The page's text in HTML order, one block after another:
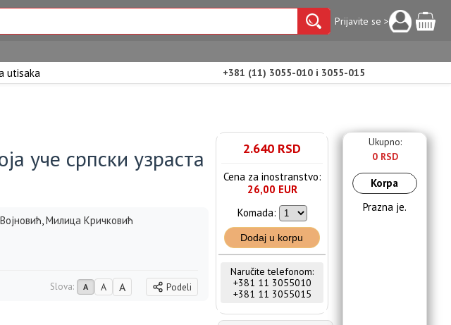
Prijavite se >
utisaka +381 (11) 3055-010 i 3055-015
уче српски узраста
,Милица Кричковић
Slova: A A A Podeli
2.640 RSD
Cena za inostranstvo:
26,00 EUR
Komada:
Dodaj u korpu
Naručite telefonom:
+381 11 3055010
+381 11 3055015
Ukupno:
0 RSD
Korpa
Prazna je.